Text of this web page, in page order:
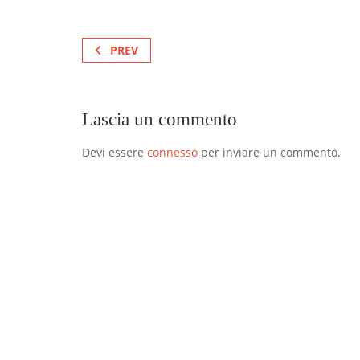
PREV
Lascia un commento
Devi essere connesso per inviare un commento.